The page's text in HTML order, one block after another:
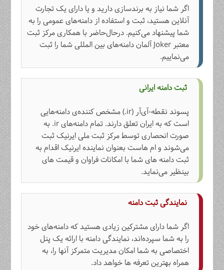
اگر شما نیاز به برندسازی دارید و یا دارای یک تجارت
آنلاین هستید، ثبت و استفاده از دامنه‌های عمومی را به
شما پیشنهاد می‌کنیم. درحال‌حاضر با همکاری مرکز ثبت
معتبر Joker آلمان دامنه‌های بین المللی شما را ثبت
می‌نماییم.
ثبت دامنه ایرانی
پسوند نقطه-آی‌آر (ir.) مشخص کننده‌ی دامنه‌هایی
است که به ایران تعلق دارند. تمام دامنه‌های ir. به‌
صورت انحصاری توسط مرکز ثبت ملی ایرنیک ثبت‌
می‌شوند و ام هاست بعنوان نماینده‌ ایرنیک اقدام به
ثبت دامنه‌ های شما با امکانات فراوان و قیمت های
بینظیر می‌نماید.
نمایندگی ثبت دامنه
اگر شما دارای مشترکین زیادی هستید که دامنه‌های خود
را به شما سپرده‌اند، نمایندگی دامنه‌ با ارائه‌ یک پنل
اختصاصی به شما امکان مدیریت متمرکز آنها را، به
همراه بهترین تعرفه ها خواهد داد.